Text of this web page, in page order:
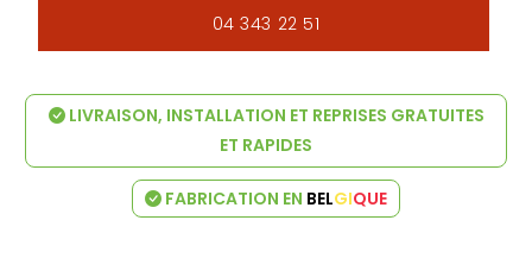
04 343 22 51
LIVRAISON, INSTALLATION ET REPRISES GRATUITES
ET RAPIDES
FABRICATION EN BELGIQUE